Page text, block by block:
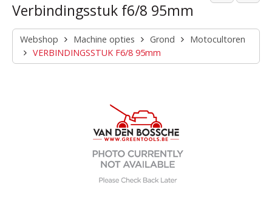
Verbindingsstuk f6/8 95mm
Webshop Machine opties Grond
Motocultoren
VERBINDINGSSTUK F6/8 95mm